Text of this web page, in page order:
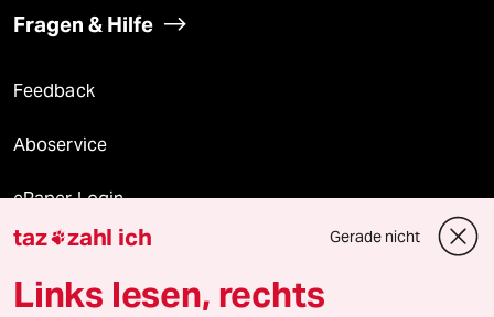
Fragen & Hilfe
Feedback
Aboservice
ePaper Login
Downloads für Abonnierende
taz zahl ich Gerade nicht
Links lesen, rechts